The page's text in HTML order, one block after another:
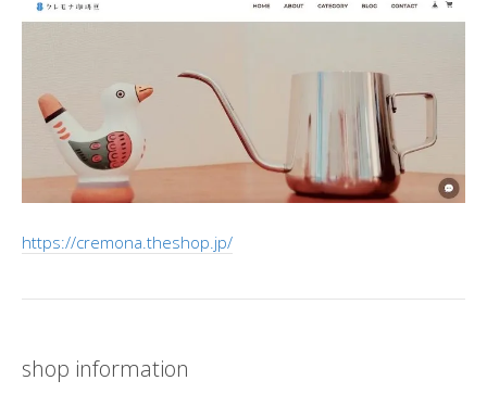
https://cremona.theshop.jp/
shop information